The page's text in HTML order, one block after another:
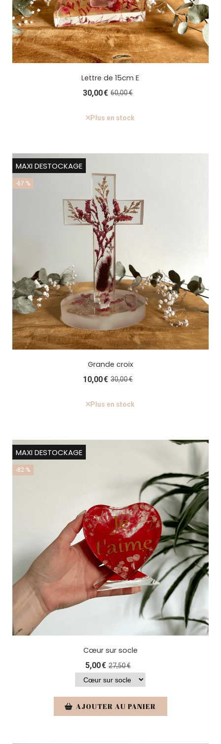
Lettre de 15cm E
30,00€ 60,00€
Plus en stock
MAXI DESTOCKAGE
-67 %
Grande croix
10,00€ 30,00€
Plus en stock
MAXI DESTOCKAGE
-82 %
Cœur sur socle
5,00€ 27,50€
AJOUTER AU PANIER